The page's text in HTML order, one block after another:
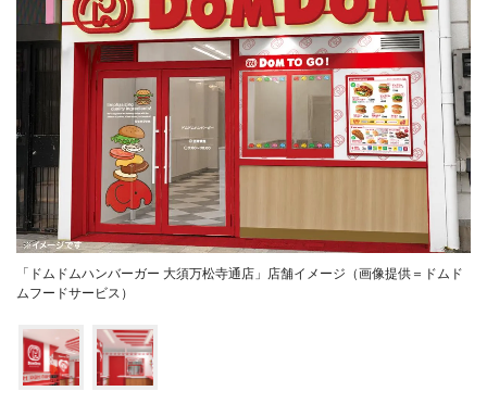
「ドムドムハンバーガー 大須万松寺通店」店舗イメージ（画像提供＝ドムド
ムフードサービス）